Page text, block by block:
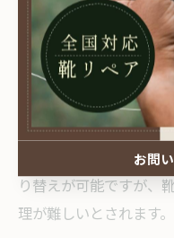
靴修理における修理
靴修理の可否を見極め
度を正確に把握するこ
靴の素材や構造を専門
を判断します。例えば
り替えが可能ですが、
理が難しいとされます。
お問
お問